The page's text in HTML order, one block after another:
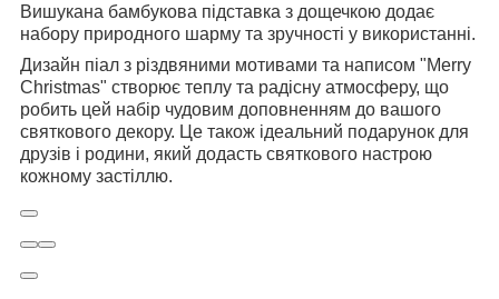
Вишукана бамбукова підставка з дощечкою додає
набору природного шарму та зручності у використанні.
Дизайн піал з різдвяними мотивами та написом "Merry
Christmas" створює теплу та радісну атмосферу, що
робить цей набір чудовим доповненням до вашого
святкового декору. Це також ідеальний подарунок для
друзів і родини, який додасть святкового настрою
кожному застіллю.